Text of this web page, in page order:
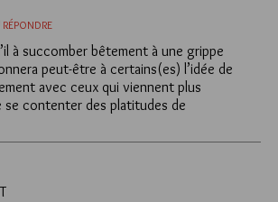
RÉPONDRE
à succomber bêtement à une grippe
peut-être à certains(es) l’idée de
avec ceux qui viennent plus
se contenter des platitudes de